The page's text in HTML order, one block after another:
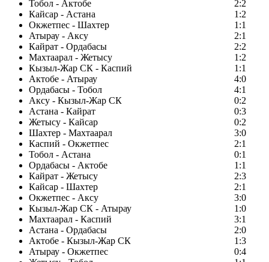
Тобол - Актобе
2:2
Кайсар - Астана
1:2
Окжетпес - Шахтер
1:1
Атырау - Аксу
2:1
Кайрат - Ордабасы
2:2
Махтаарал - Жетысу
1:2
Кызыл-Жар СК - Каспий
1:1
Актобе - Атырау
4:0
Ордабасы - Тобол
4:1
Аксу - Кызыл-Жар СК
0:2
Астана - Кайрат
0:3
Жетысу - Кайсар
0:2
Шахтер - Махтаарал
3:0
Каспий - Окжетпес
2:1
Тобол - Астана
0:1
Ордабасы - Актобе
1:1
Кайрат - Жетысу
2:3
Кайсар - Шахтер
2:1
Окжетпес - Аксу
3:0
Кызыл-Жар СК - Атырау
1:0
Махтаарал - Каспий
3:1
Астана - Ордабасы
2:0
Актобе - Кызыл-Жар СК
1:3
Атырау - Окжетпес
0:4